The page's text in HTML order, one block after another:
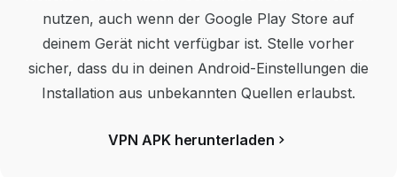
nutzen, auch wenn der Google Play Store auf
deinem Gerät nicht verfügbar ist. Stelle vorher
sicher, dass du in deinen Android-Einstellungen die
Installation aus unbekannten Quellen erlaubst.
VPN APK herunterladen